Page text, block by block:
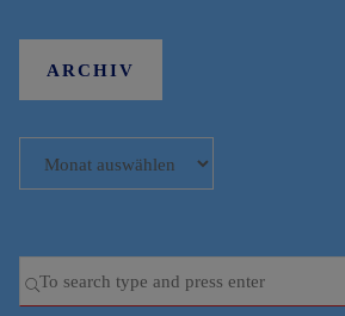
ARCHIV
SEARCH